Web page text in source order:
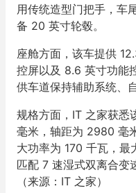
用传统造型门把手，车
备 20 英寸轮毂。
座舱方面，该车提供
控屏以及 8.6 英寸功能
供车道保持辅助系统、
规格方面，IT 之家获
毫米，轴距为 2980 毫
大功率为 170 千瓦，
匹配 7 速湿式双离合变
（来源：IT 之家）